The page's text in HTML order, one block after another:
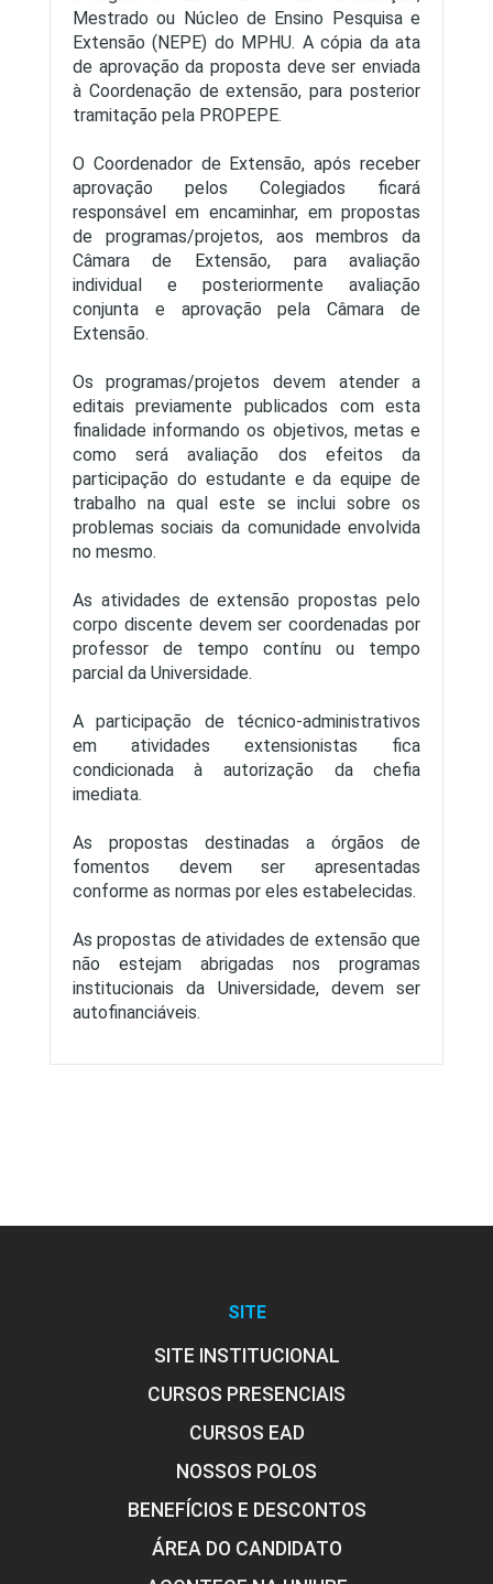
Mestrado ou Núcleo de Ensino Pesquisa e
Extensão (NEPE) do MPHU. A cópia da ata
de aprovação da proposta deve ser enviada
à Coordenação de extensão, para posterior
tramitação pela PROPEPE.
O Coordenador de Extensão, após receber
aprovação pelos Colegiados ficará
responsável em encaminhar, em propostas
de programas/projetos, aos membros da
Câmara de Extensão, para avaliação
individual e posteriormente avaliação
conjunta e aprovação pela Câmara de
Extensão.
Os programas/projetos devem atender a
editais previamente publicados com esta
finalidade informando os objetivos, metas e
como será avaliação dos efeitos da
participação do estudante e da equipe de
trabalho na qual este se inclui sobre os
problemas sociais da comunidade envolvida
no mesmo.
As atividades de extensão propostas pelo
corpo discente devem ser coordenadas por
professor de tempo contínu ou tempo
parcial da Universidade.
A participação de técnico-administrativos
em atividades extensionistas fica
condicionada à autorização da chefia
imediata.
As propostas destinadas a órgãos de
fomentos devem ser apresentadas
conforme as normas por eles estabelecidas.
As propostas de atividades de extensão que
não estejam abrigadas nos programas
institucionais da Universidade, devem ser
autofinanciáveis.
SITE
SITE INSTITUCIONAL
CURSOS PRESENCIAIS
CURSOS EAD
NOSSOS POLOS
BENEFÍCIOS E DESCONTOS
ÁREA DO CANDIDATO